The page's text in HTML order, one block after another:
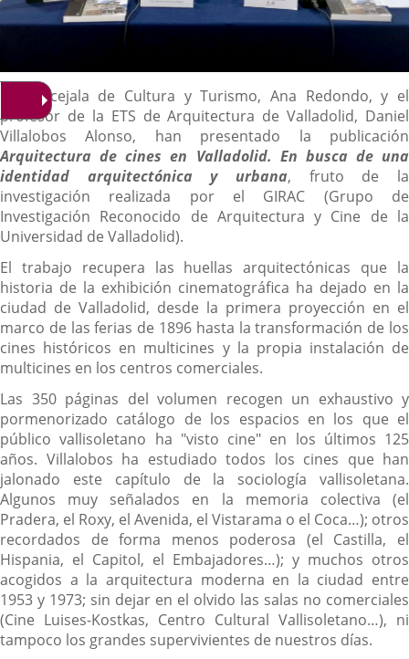
Descripción
La concejala de Cultura y Turismo, Ana Redondo, y el
profesor de la ETS de Arquitectura de Valladolid, Daniel
Villalobos Alonso, han presentado la publicación
Arquitectura de cines en Valladolid. En busca de una
identidad arquitectónica y urbana, fruto de la
investigación realizada por el GIRAC (Grupo de
Investigación Reconocido de Arquitectura y Cine de la
Universidad de Valladolid).
El trabajo recupera las huellas arquitectónicas que la
historia de la exhibición cinematográfica ha dejado en la
ciudad de Valladolid, desde la primera proyección en el
marco de las ferias de 1896 hasta la transformación de los
cines históricos en multicines y la propia instalación de
multicines en los centros comerciales.
Las 350 páginas del volumen recogen un exhaustivo y
pormenorizado catálogo de los espacios en los que el
público vallisoletano ha "visto cine" en los últimos 125
años. Villalobos ha estudiado todos los cines que han
jalonado este capítulo de la sociología vallisoletana.
Algunos muy señalados en la memoria colectiva (el
Pradera, el Roxy, el Avenida, el Vistarama o el Coca…); otros
recordados de forma menos poderosa (el Castilla, el
Hispania, el Capitol, el Embajadores…); y muchos otros
acogidos a la arquitectura moderna en la ciudad entre
1953 y 1973; sin dejar en el olvido las salas no comerciales
(Cine Luises-Kostkas, Centro Cultural Vallisoletano…), ni
tampoco los grandes supervivientes de nuestros días.